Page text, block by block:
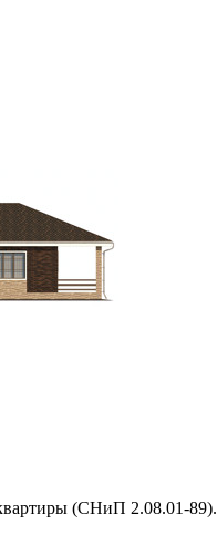
(СНиП 2.08.01-89).